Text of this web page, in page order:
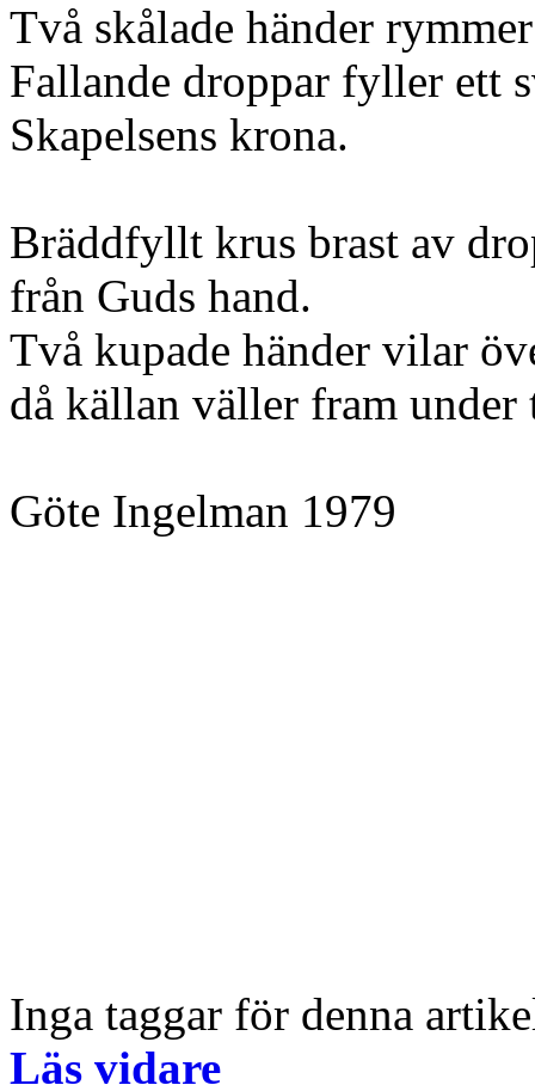
Två skålade händer
Fallande droppar fyller ett
Skapelsens krona.
Bräddfyllt krus brast av
från Guds hand.
Två kupade händer vilar
då källan väller fram
Göte Ingelman 1979
Inga taggar för denna
Läs vidare